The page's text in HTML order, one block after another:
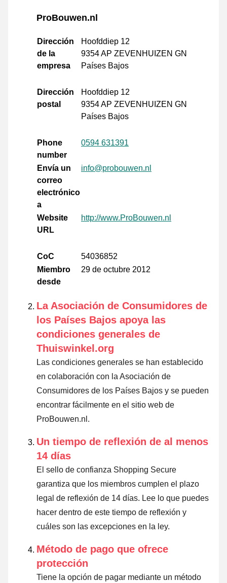
ProBouwen.nl
Dirección
de la
empresa
Hoofddiep 12
9354 AP ZEVENHUIZEN GN
Países Bajos
Dirección
postal
Hoofddiep 12
9354 AP ZEVENHUIZEN GN
Países Bajos
Phone
number
0594 631391
Envía un
correo
electrónico
a
info@probouwen.nl
Website
URL
http://www.ProBouwen.nl
CoC
54036852
Miembro
desde
29 de octubre 2012
La Asociación de Consumidores de
los Países Bajos apoya las
condiciones generales de
Thuiswinkel.org
Las condiciones generales se han establecido
en colaboración con la Asociación de
Consumidores de los Países Bajos y se pueden
encontrar fácilmente en el sitio web de
ProBouwen.nl.
Un tiempo de reflexión de al menos
14 días
El sello de confianza Shopping Secure
garantiza que los miembros cumplen el plazo
legal de reflexión de 14 días. Lee lo que puedes
hacer dentro de este tiempo de reflexión y
cuáles son las excepciones en la ley.
Método de pago que ofrece
protección
Tiene la opción de pagar mediante un método